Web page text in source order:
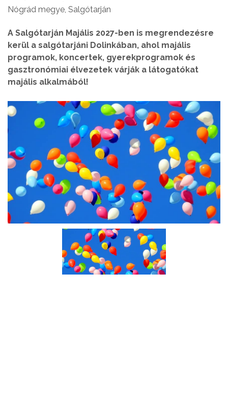
Nógrád megye, Salgótarján
A Salgótarján Majális 2027-ben is megrendezésre
kerül a salgótarjáni Dolinkában, ahol majális
programok, koncertek, gyerekprogramok és
gasztronómiai élvezetek várják a látogatókat
majális alkalmából!